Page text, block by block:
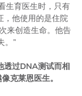
生育医生时，只有
，他使用的是住院
来创造生命。他告
。”
透过DNA测试而相
克莱恩医生。